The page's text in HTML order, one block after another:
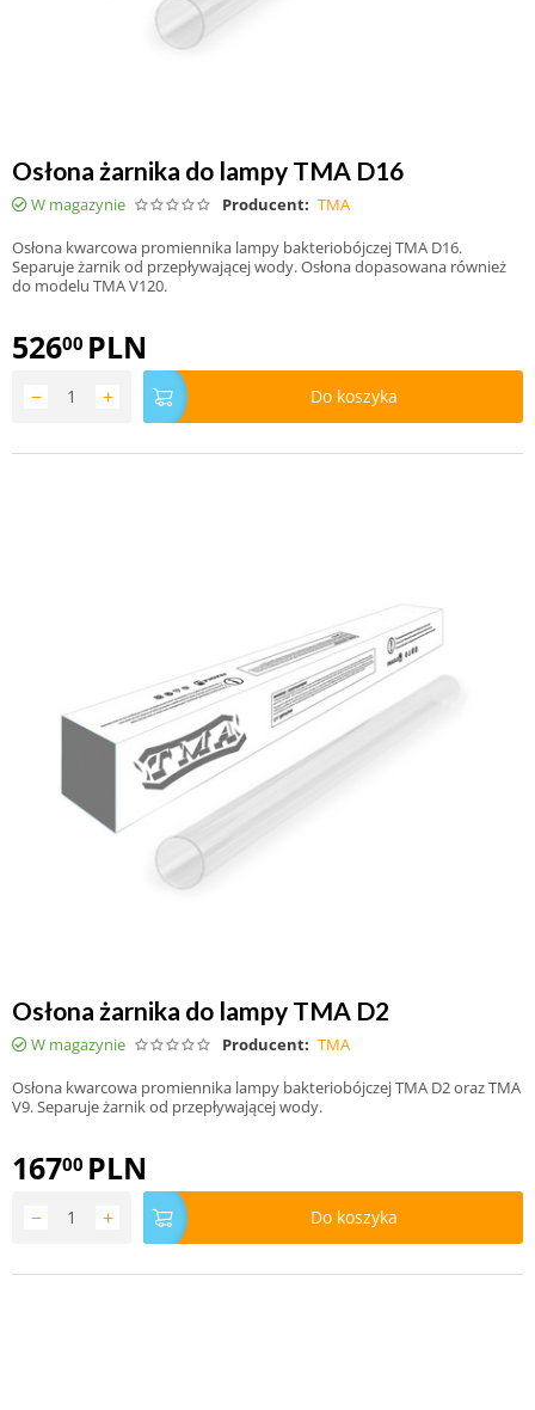
Osłona żarnika do lampy TMA D16
W magazynie Producent: TMA
Osłona kwarcowa promiennika lampy bakteriobójczej TMA D16.
Separuje żarnik od przepływającej wody. Osłona dopasowana również
do modelu TMA V120.
52600 PLN
+
− Do koszyka
Osłona żarnika do lampy TMA D2
W magazynie Producent: TMA
Osłona kwarcowa promiennika lampy bakteriobójczej TMA D2 oraz TMA
V9. Separuje żarnik od przepływającej wody.
16700 PLN
+
− Do koszyka